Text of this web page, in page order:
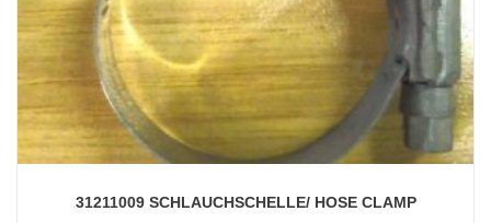
31211009 SCHLAUCHSCHELLE/ HOSE CLAMP